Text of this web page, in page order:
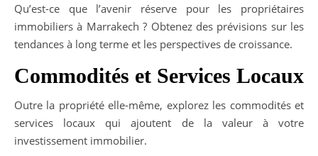
Qu’est-ce que l’avenir réserve pour les propriétaires
immobiliers à Marrakech ? Obtenez des prévisions sur les
tendances à long terme et les perspectives de croissance.
Commodités et Services Locaux
Outre la propriété elle-même, explorez les commodités et
services locaux qui ajoutent de la valeur à votre
investissement immobilier.